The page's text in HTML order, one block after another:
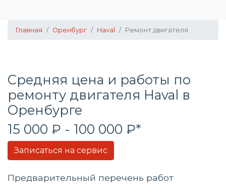
Главная Оренбург Haval Ремонт двигателя
Средняя цена и работы по
ремонту двигателя Haval в
Оренбурге
15 000 ₽ - 100 000 ₽*
Записаться на сервис
Предварительный перечень работ